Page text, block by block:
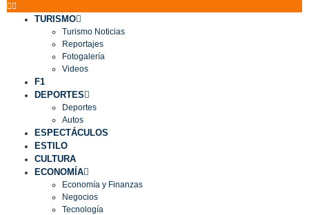
TURISMO
Turismo Noticias
Reportajes
Fotogalería
Videos
F1
DEPORTES
Deportes
Autos
ESPECTÁCULOS
ESTILO
CULTURA
ECONOMÍA
Economía y Finanzas
Negocios
Tecnología